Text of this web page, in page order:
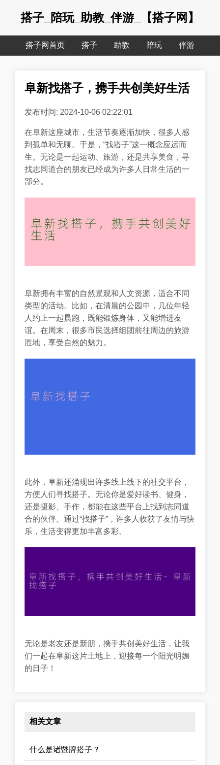
搭子_陪玩_助教_伴游_【搭子网】
搭子网首页 搭子 助教 陪玩 伴游
阜新找搭子，携手共创美好生活
发布时间: 2024-10-06 02:22:01
在阜新这座城市，生活节奏逐渐加快，很多人感
到孤单和无聊。于是，“找搭子”这一概念应运而
生。无论是一起运动、旅游，还是共享美食，寻
找志同道合的朋友已经成为许多人日常生活的一
部分。
阜新拥有丰富的自然景观和人文资源，适合不同
类型的活动。比如，在清晨的公园中，几位年轻
人约上一起晨跑，既能锻炼身体，又能增进友
谊。在周末，很多市民选择组团前往周边的旅游
胜地，享受自然的魅力。
此外，阜新还涌现出许多线上线下的社交平台，
方便人们寻找搭子。无论你是爱好读书、健身，
还是摄影、手作，都能在这些平台上找到志同道
合的伙伴。通过“找搭子”，许多人收获了友情与快
乐，生活变得更加丰富多彩。
无论是老友还是新朋，携手共创美好生活，让我
们一起在阜新这片土地上，迎接每一个阳光明媚
的日子！
相关文章
什么是诸暨牌搭子？